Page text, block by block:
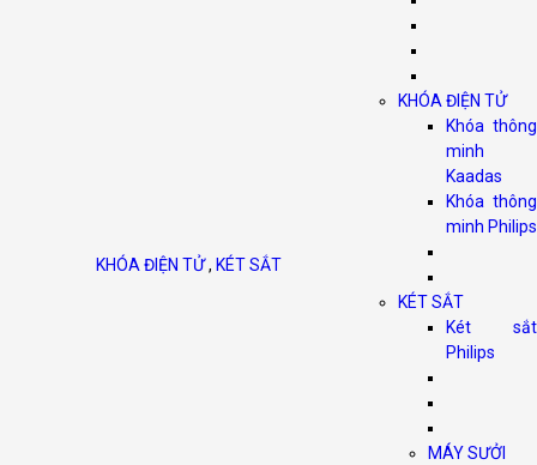
KHÓA ĐIỆN TỬ, KÉT SẮT
KHÓA ĐIỆN TỬ
Khóa thông
minh
Kaadas
Khóa thông
minh Philips
KÉT SẮT
Két sắt
Philips
MÁY SƯỞI